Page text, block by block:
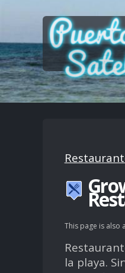
This page is also
la playa.